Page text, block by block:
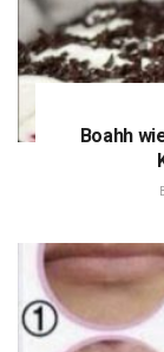
Boahh